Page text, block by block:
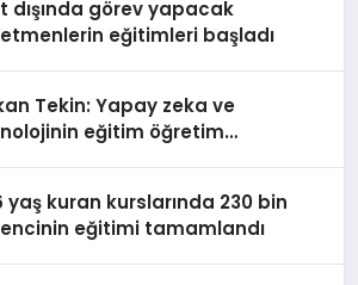
dışında görev yapacak
eğitimleri başladı
Tekin: Yapay zeka ve
eğitim öğretim
yaş kuran kurslarında 230 bin
eğitimi tamamlandı